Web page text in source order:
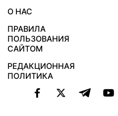
О НАС
ПРАВИЛА
ПОЛЬЗОВАНИЯ
САЙТОМ
РЕДАКЦИОННАЯ
ПОЛИТИКА